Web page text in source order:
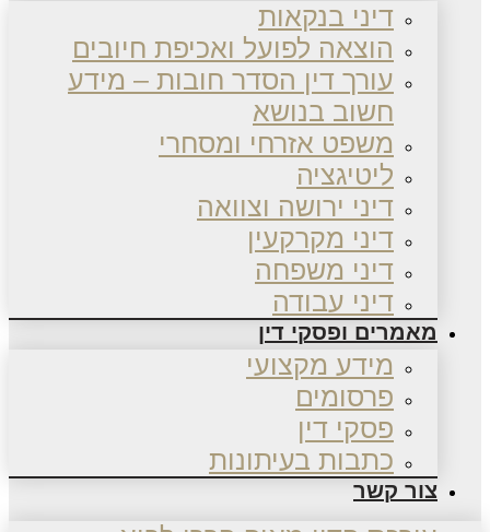
דיני בנקאות
הוצאה לפועל ואכיפת חיובים
עורך דין הסדר חובות – מידע
חשוב בנושא
משפט אזרחי ומסחרי
ליטיגציה
דיני ירושה וצוואה
דיני מקרקעין
דיני משפחה
דיני עבודה
מאמרים ופסקי דין
מידע מקצועי
פרסומים
פסקי דין
כתבות בעיתונות
צור קשר